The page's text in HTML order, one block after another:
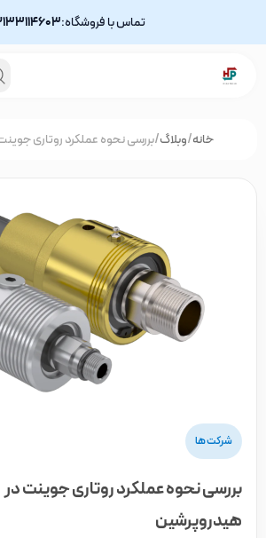
تماس با فروشگاه:
خانه/وبلاگ/بررسی نحوه عملکرد روتاری
شرکت ها
بررسی نحوه عملکرد روتاری جوینت در
هیدروپرشین